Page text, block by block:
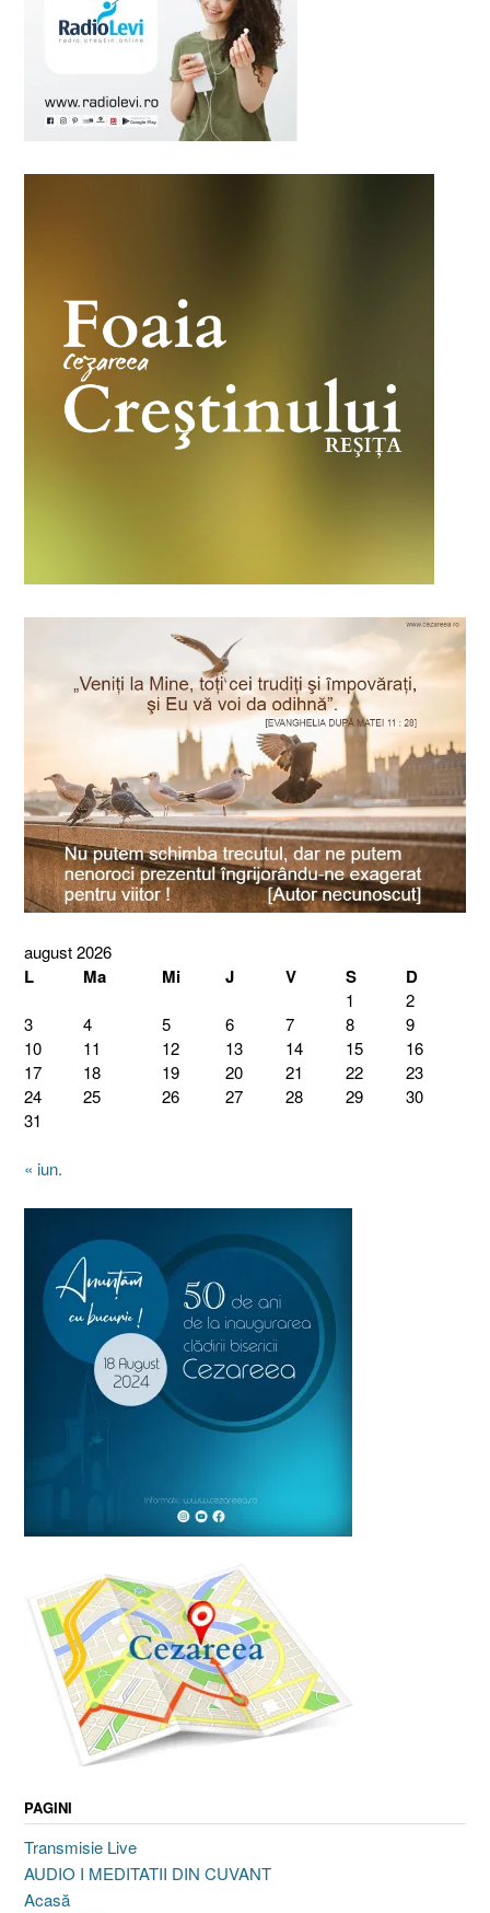
august 2026
L Ma Mi J V S D
1
2
3
4 5 6 7 8
9
10
11 12 13 14 15
16
17
18 19 20 21 22
23
24
25 26 27 28 29
30
31
« iun.
PAGINI
Transmisie Live
AUDIO I MEDITATII DIN CUVANT
Acasă